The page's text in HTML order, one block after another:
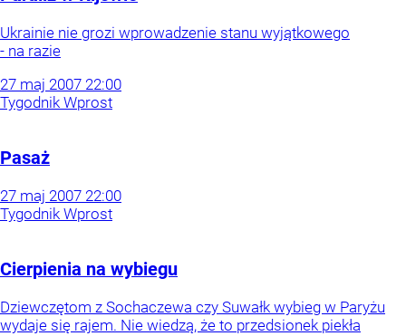
Ukrainie nie grozi wprowadzenie stanu wyjątkowego
- na razie
27 maj 2007 22:00
Tygodnik Wprost
Pasaż
27 maj 2007 22:00
Tygodnik Wprost
Cierpienia na wybiegu
Dziewczętom z Sochaczewa czy Suwałk wybieg w Paryżu
wydaje się rajem. Nie wiedzą, że to przedsionek piekła